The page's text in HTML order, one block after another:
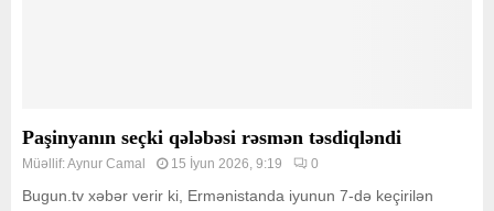
Paşinyanın seçki qələbəsi rəsmən təsdiqləndi
Müəllif:Aynur Camal 15 İyun 2026, 9:19 0
Bugun.tv xəbər verir ki, Ermənistanda iyunun 7-də keçirilən